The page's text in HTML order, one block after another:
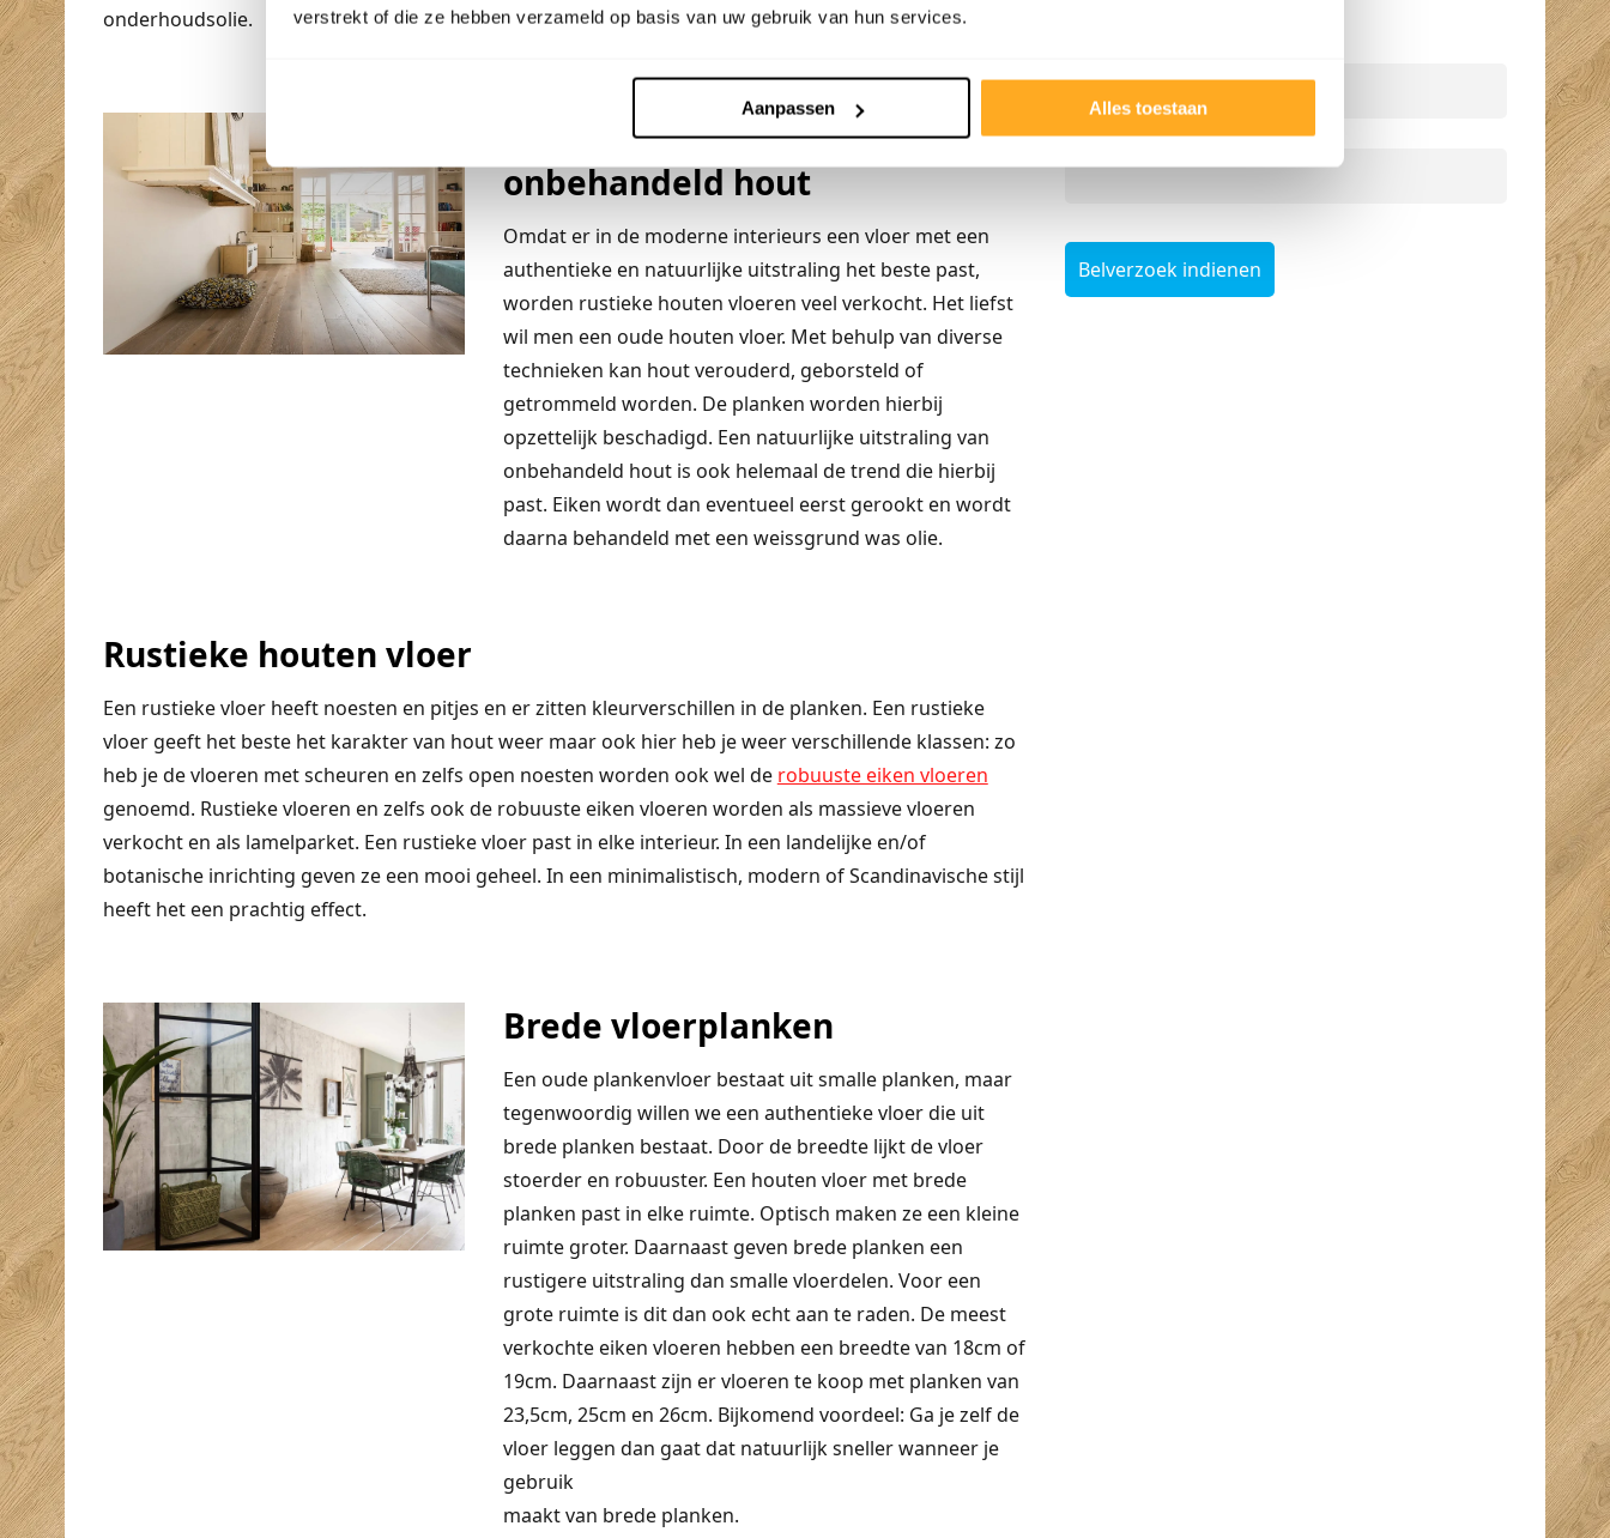
verstrekt of die ze hebben verzameld op basis van uw gebruik van hun services.
Aanpassen Alles toestaan
onderhoudsolie.
Uitstraling van oud en
onbehandeld hout
Omdat er in de moderne interieurs een vloer met een
authentieke en natuurlijke uitstraling het beste past,
worden rustieke houten vloeren veel verkocht. Het liefst
wil men een oude houten vloer. Met behulp van diverse
technieken kan hout verouderd, geborsteld of
getrommeld worden. De planken worden hierbij
opzettelijk beschadigd. Een natuurlijke uitstraling van
onbehandeld hout is ook helemaal de trend die hierbij
past. Eiken wordt dan eventueel eerst gerookt en wordt
daarna behandeld met een weissgrund was olie.
Rustieke houten vloer
Een rustieke vloer heeft noesten en pitjes en er zitten kleurverschillen in de planken. Een rustieke
vloer geeft het beste het karakter van hout weer maar ook hier heb je weer verschillende klassen: zo
heb je de vloeren met scheuren en zelfs open noesten worden ook wel de robuuste eiken vloeren
genoemd. Rustieke vloeren en zelfs ook de robuuste eiken vloeren worden als massieve vloeren
verkocht en als lamelparket. Een rustieke vloer past in elke interieur. In een landelijke en/of
botanische inrichting geven ze een mooi geheel. In een minimalistisch, modern of Scandinavische stijl
heeft het een prachtig effect.
Brede vloerplanken
Een oude plankenvloer bestaat uit smalle planken, maar
tegenwoordig willen we een authentieke vloer die uit
brede planken bestaat. Door de breedte lijkt de vloer
stoerder en robuuster. Een houten vloer met brede
planken past in elke ruimte. Optisch maken ze een kleine
ruimte groter. Daarnaast geven brede planken een
rustigere uitstraling dan smalle vloerdelen. Voor een
grote ruimte is dit dan ook echt aan te raden. De meest
verkochte eiken vloeren hebben een breedte van 18cm of
19cm. Daarnaast zijn er vloeren te koop met planken van
23,5cm, 25cm en 26cm. Bijkomend voordeel: Ga je zelf de
vloer leggen dan gaat dat natuurlijk sneller wanneer je
gebruik
maakt van brede planken.
Telefoonnummer*
Belverzoek indienen